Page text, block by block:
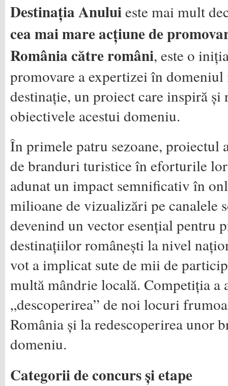
Destinația Anuluieste mai mult
cea mai mare acțiune de
România către români, este o
promovare a expertizei în
destinație, un proiect care inspiră și
obiectivele acestui domeniu.
În primele patru sezoane, proiectul
de branduri turistice în eforturile
adunat un impact semnificativ în
milioane de vizualizări pe canalele
devenind un vector esențial pentru
destinațiilor românești la nivel
vot a implicat sute de mii de
multă mândrie locală. Competiția a
„descoperirea” de noi locuri
România și la redescoperirea unor
domeniu.
Categorii de concurs și etape